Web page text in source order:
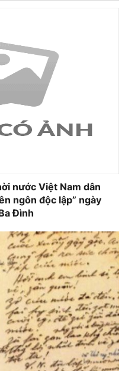
nước Việt Nam dân
ngôn độc lập” ngày
Đình